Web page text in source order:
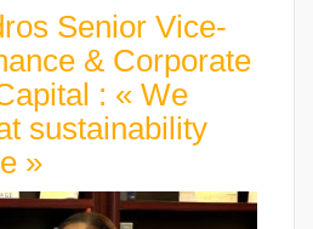
Senior Vice-
& Corporate
: « We
sustainability
»